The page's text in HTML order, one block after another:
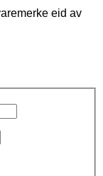
eid av